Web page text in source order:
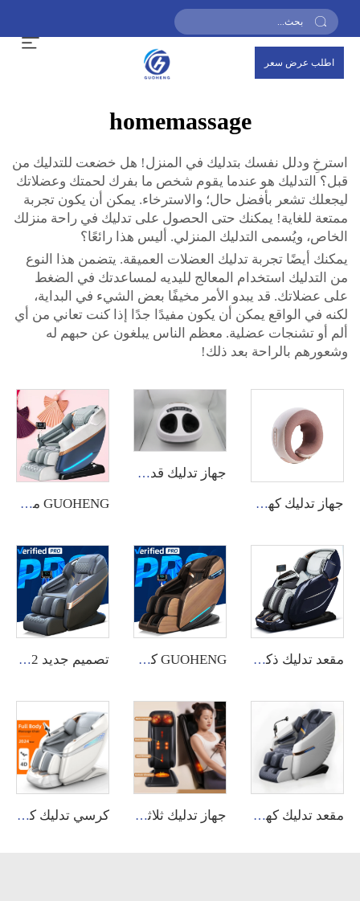
اطلب عرض سعر
homemassage
استرخِ ودلل نفسك بتدليك في المنزل! هل خضعت للتدليك من
قبل؟ التدليك هو عندما يقوم شخص ما بفرك لحمتك وعضلاتك
ليجعلك تشعر بأفضل حال؛ والاسترخاء. يمكن أن يكون تجربة
ممتعة للغاية! يمكنك حتى الحصول على تدليك في راحة منزلك
الخاص، ويُسمى التدليك المنزلي. أليس هذا رائعًا؟
يمكنك أيضًا تجربة تدليك العضلات العميقة. يتضمن هذا النوع
من التدليك استخدام المعالج لليديه لمساعدتك في الضغط
على عضلاتك. قد يبدو الأمر مخيفًا بعض الشيء في البداية،
لكنه في الواقع يمكن أن يكون مفيدًا جدًا إذا كنت تعاني من أي
ألم أو تشنجات عضلية. معظم الناس يبلغون عن حبهم له
وشعورهم بالراحة بعد ذلك!
جهاز تدليك كهربائي معتمد من CE للكتف والرقبة بشيatsu مع وظيفة التدفئة
جهاز تدليك قدم بالشيatsu GH-A مع تقنية التدليك بالضغط الحراري والعلاج بالنقاط العصبية
GUOHENG مقعد تدليك بشاشة تعمل باللمس للظهر والقدمين بجسم كامل 8D بجاذبية صفرية فاخر
مقعد تدليك ذكي بتحكم صوتي ذيرو جرافيتي كهربائي فاخر للجسم بالكامل مع مسح الجسم بـ 24 وضعية للجسم GUOHENG كرسي تدليك كهربائي كامل الجسم مع وظيفة التدفئة الذكية وأساليب التمديد التايلاندي ووظيفة الروبوت ثلاثي الأبعاد ومسار SL ووضعية الجاذبية الصفرية وتقنية التدليك بالنقر الشيتسو تصميم جديد 2022، كرسي تدليك ghe، كرسي تدليك بوضعية الجاذبية الصفرية 8D، بيع جهاز تدليك للجسم
مقعد تدليك كهربائي مُسخَّن عالي الجودة بمواصفات حديثة XL أبيض بالكامل مع وظيفة 4D روبوت 2024 مزود بمكبر صوت جهاز تدليك ثلاثي الوظائف للظهر والرقبة بنظام الشياتسو مع تدفئة مريحة، آلة تدليك كرسي تدليك كهربائي كامل الجسم بتقنية الجاذبية الصفرية رباعي الأبعاد مع ماسحة جسمية وتصميم ممتاز